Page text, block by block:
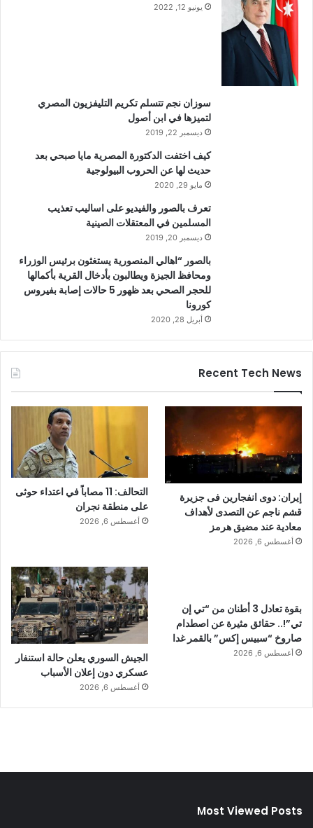
يونيو 12, 2022
سوزان نجم تتسلم تكريم التليفزيون المصري
لتميزها في ابن أصول
ديسمبر 22, 2019
كيف اختفت الدكتورة المصرية مايا صبحي بعد
حديث لها عن الحروب البيولوجية
مايو 29, 2020
تعرف بالصور والفيديو على اساليب تعذيب
المسلمين في المعتقلات الصينية
ديسمبر 20, 2019
بالصور “اهالي المنصورية يستغثون برئيس الوزراء
ومحافظ الجيزة ويطالبون بأدخال القرية بأكمالها
للحجر الصحي بعد ظهور 5 حالات إصابة بفيروس
كورونا
أبريل 28, 2020
Recent Tech News
إيران: دوى انفجارين فى جزيرة
قشم ناجم عن التصدى لأهداف
معادية عند مضيق هرمز
أغسطس 6, 2026
التحالف: 11 مصاباً في اعتداء حوثى
على منطقة نجران
أغسطس 6, 2026
بقوة تعادل 3 أطنان من “تي إن
تي”!.. حقائق مثيرة عن اصطدام
صاروخ “سبيس إكس” بالقمر غدا
أغسطس 6, 2026
الجيش السوري يعلن حالة استنفار
عسكري دون إعلان الأسباب
أغسطس 6, 2026
Most Viewed Posts